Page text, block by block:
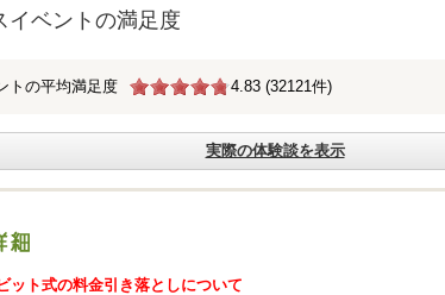
イベントの満足度
トの平均満足度 4.83 (32121件)
実際の体験談を表示
ット式の料金引き落としについて